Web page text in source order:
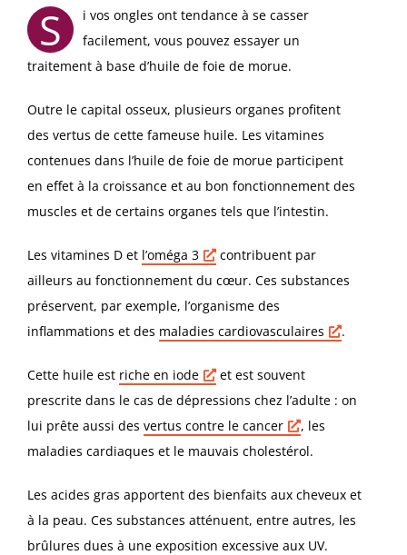
S
i vos ongles ont tendance à se casser
facilement, vous pouvez essayer un
traitement à base d’huile de foie de morue.
Outre le capital osseux, plusieurs organes profitent
des vertus de cette fameuse huile. Les vitamines
contenues dans l’huile de foie de morue participent
en effet à la croissance et au bon fonctionnement des
muscles et de certains organes tels que l’intestin.
Les vitamines D et l’oméga 3
contribuent par
ailleurs au fonctionnement du cœur. Ces substances
préservent, par exemple, l’organisme des
inflammations et des maladies cardiovasculaires .
Cette huile est riche en iode
et est souvent
prescrite dans le cas de dépressions chez l’adulte : on
lui prête aussi des vertus contre le cancer
, les
maladies cardiaques et le mauvais cholestérol.
Les acides gras apportent des bienfaits aux cheveux et
à la peau. Ces substances atténuent, entre autres, les
brûlures dues à une exposition excessive aux UV.